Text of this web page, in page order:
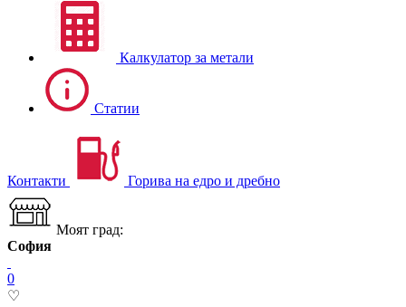
Калкулатор за метали
Статии
Контакти Горива на едро и дребно
Моят град:
София
0
♡